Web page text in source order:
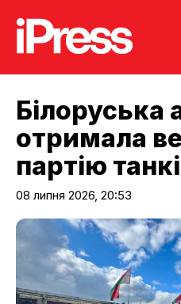
Білоруська
отримала
партію
08 липня 2026, 20:53